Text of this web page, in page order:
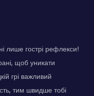
лише гострі рефлекси!
щоб уникати
грі важливий
тим швидше тобі